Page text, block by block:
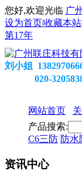
您好,欢迎光临 广
设为首页|收藏本站
第17年
刘小姐
020-
网站首页
产品搜索:
C6三防 防水
资讯中心